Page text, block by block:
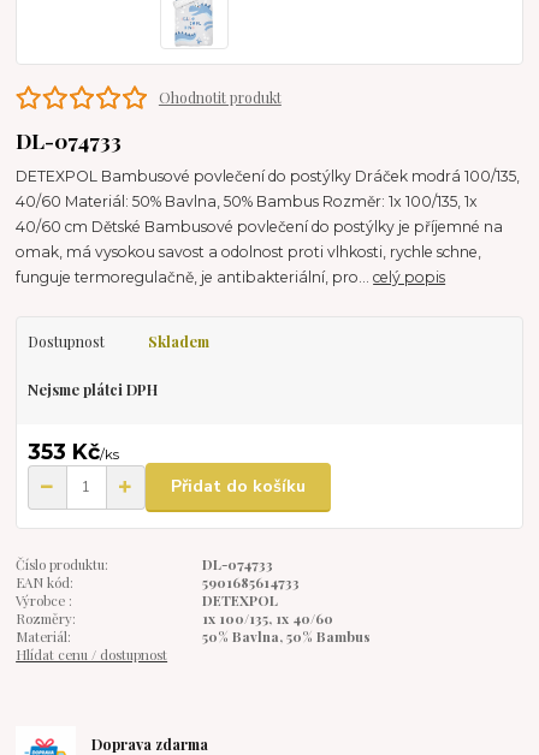
Ohodnotit produkt
DL-074733
DETEXPOL Bambusové povlečení do postýlky Dráček modrá 100/135,
40/60 Materiál: 50% Bavlna, 50% Bambus Rozměr: 1x 100/135, 1x
40/60 cm Dětské Bambusové povlečení do postýlky je příjemné na
omak, má vysokou savost a odolnost proti vlhkosti, rychle schne,
funguje termoregulačně, je antibakteriální, pro...celý popis
Dostupnost Skladem
Nejsme plátci DPH
353 Kč/ks
Přidat do košíku
Číslo produktu:
DL-074733
EAN kód:
5901685614733
Výrobce :
DETEXPOL
Rozměry:
1x 100/135, 1x 40/60
Materiál:
50% Bavlna, 50% Bambus
Hlídat cenu / dostupnost
Doprava zdarma